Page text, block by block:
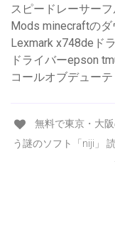
スピードレーサー
Mods minecraftのダ
Lexmark x748deド
ドライバーepson
コールオブデュー
無料で東京・大
う謎のソフト「niji」